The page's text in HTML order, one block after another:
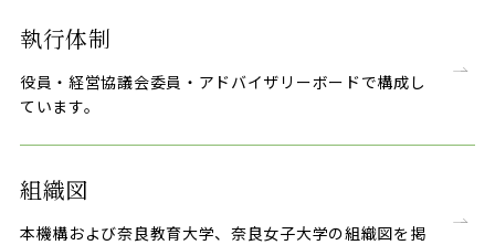
執行体制
役員・経営協議会委員・アドバイザリーボードで構成し
ています。
組織図
本機構および奈良教育大学、奈良女子大学の組織図を掲